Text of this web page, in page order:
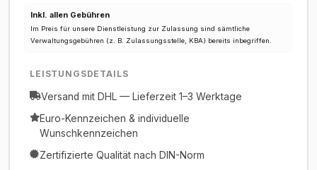
Inkl. allen Gebühren
Im Preis für unsere Dienstleistung zur Zulassung sind sämtliche
Verwaltungsgebühren (z. B. Zulassungsstelle, KBA) bereits inbegriffen.
LEISTUNGSDETAILS
Versand mit DHL — Lieferzeit 1–3 Werktage
Euro-Kennzeichen & individuelle
Wunschkennzeichen
Zertifizierte Qualität nach DIN-Norm